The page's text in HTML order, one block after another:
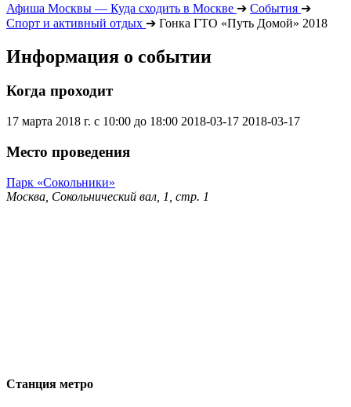
Афиша Москвы — Куда сходить в Москве ➔ События ➔
Спорт и активный отдых ➔ Гонка ГТО «Путь Домой» 2018
Информация о событии
Когда проходит
17 марта 2018 г. с 10:00 до 18:00 2018-03-17 2018-03-17
Место проведения
Парк «Сокольники»
Москва, Сокольнический вал, 1, стр. 1
Станция метро